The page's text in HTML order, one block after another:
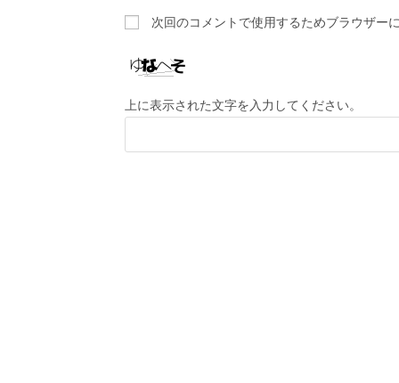
次回のコメントで使用するためブラウザー
上に表示された文字を入力してください。